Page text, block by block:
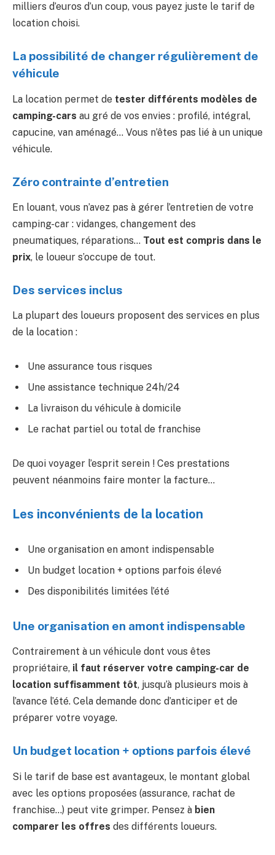
milliers d’euros d’un coup, vous payez juste le tarif de
location choisi.
La possibilité de changer régulièrement de
véhicule
La location permet de tester différents modèles de
camping-cars au gré de vos envies : profilé, intégral,
capucine, van aménagé… Vous n’êtes pas lié à un unique
véhicule.
Zéro contrainte d’entretien
En louant, vous n’avez pas à gérer l’entretien de votre
camping-car : vidanges, changement des
pneumatiques, réparations… Tout est compris dans le
prix, le loueur s’occupe de tout.
Des services inclus
La plupart des loueurs proposent des services en plus
de la location :
Une assurance tous risques
Une assistance technique 24h/24
La livraison du véhicule à domicile
Le rachat partiel ou total de franchise
De quoi voyager l’esprit serein ! Ces prestations
peuvent néanmoins faire monter la facture…
Les inconvénients de la location
Une organisation en amont indispensable
Un budget location + options parfois élevé
Des disponibilités limitées l’été
Une organisation en amont indispensable
Contrairement à un véhicule dont vous êtes
propriétaire, il faut réserver votre camping-car de
location suffisamment tôt, jusqu’à plusieurs mois à
l’avance l’été. Cela demande donc d’anticiper et de
préparer votre voyage.
Un budget location + options parfois élevé
Si le tarif de base est avantageux, le montant global
avec les options proposées (assurance, rachat de
franchise…) peut vite grimper. Pensez à bien
comparer les offres des différents loueurs.